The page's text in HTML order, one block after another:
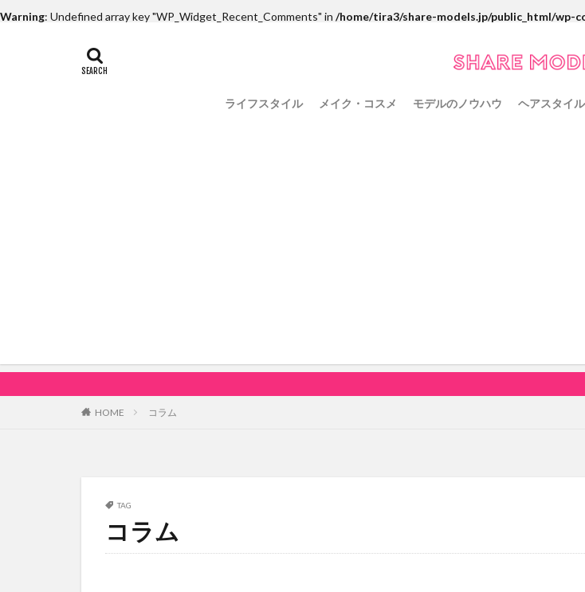
Warning: Undefined array key "WP_Widget_Recent_Comments" in /home/tira3/share-models.jp/public_html/
ライフスタイル メイク・コスメ モデルのノウハウ ヘアスタイル
HOME コラム
TAG
コラム